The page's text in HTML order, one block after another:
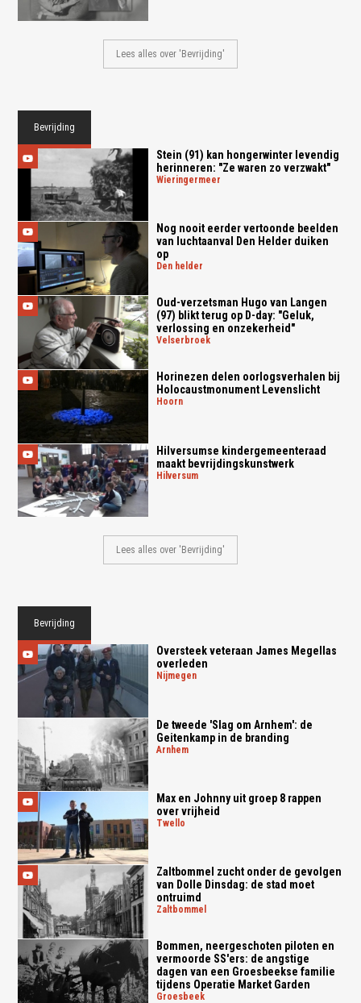
Lees alles over 'Bevrijding'
Bevrijding
Stein (91) kan hongerwinter levendig
herinneren: "Ze waren zo verzwakt"
wieringermeer
Nog nooit eerder vertoonde beelden
van luchtaanval Den Helder duiken
op
den helder
Oud-verzetsman Hugo van Langen
(97) blikt terug op D-day: "Geluk,
verlossing en onzekerheid"
velserbroek
Horinezen delen oorlogsverhalen bij
Holocaustmonument Levenslicht
hoorn
Hilversumse kindergemeenteraad
maakt bevrijdingskunstwerk
hilversum
Lees alles over 'Bevrijding'
Bevrijding
Oversteek veteraan James Megellas
overleden
nijmegen
De tweede 'Slag om Arnhem': de
Geitenkamp in de branding
arnhem
Max en Johnny uit groep 8 rappen
over vrijheid
twello
Zaltbommel zucht onder de gevolgen
van Dolle Dinsdag: de stad moet
ontruimd
zaltbommel
Bommen, neergeschoten piloten en
vermoorde SS'ers: de angstige
dagen van een Groesbeekse familie
tijdens Operatie Market Garden
groesbeek